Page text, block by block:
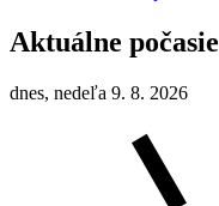
Aktuálne počasie
dnes, nedeľa 9. 8. 2026